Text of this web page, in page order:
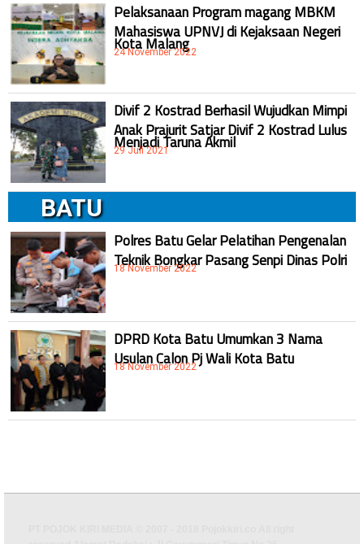
Pelaksanaan Program magang MBKM
Mahasiswa UPNVJ di Kejaksaan Negeri
Kota Malang
24 November 2022
Divif 2 Kostrad Berhasil Wujudkan Mimpi
Anak Prajurit Satjar Divif 2 Kostrad Lulus
Menjadi Taruna Akmil
29 Juli 2021
BATU
Polres Batu Gelar Pelatihan Pengenalan
Teknik Bongkar Pasang Senpi Dinas Polri
18 November 2022
DPRD Kota Batu Umumkan 3 Nama
Usulan Calon Pj Wali Kota Batu
18 November 2022